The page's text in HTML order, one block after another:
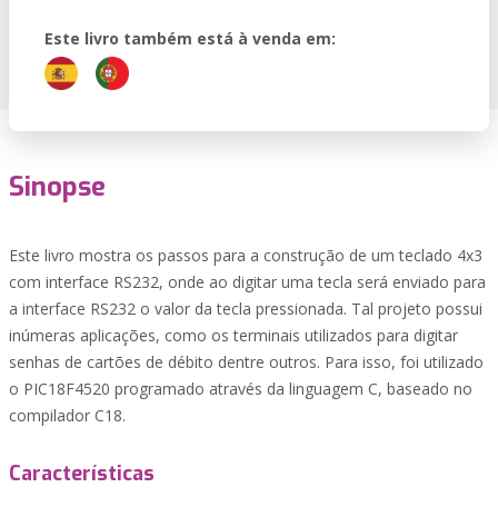
Este livro também está à venda em:
Sinopse
Este livro mostra os passos para a construção de um teclado 4x3
com interface RS232, onde ao digitar uma tecla será enviado para
a interface RS232 o valor da tecla pressionada. Tal projeto possui
inúmeras aplicações, como os terminais utilizados para digitar
senhas de cartões de débito dentre outros. Para isso, foi utilizado
o PIC18F4520 programado através da linguagem C, baseado no
compilador C18.
Características